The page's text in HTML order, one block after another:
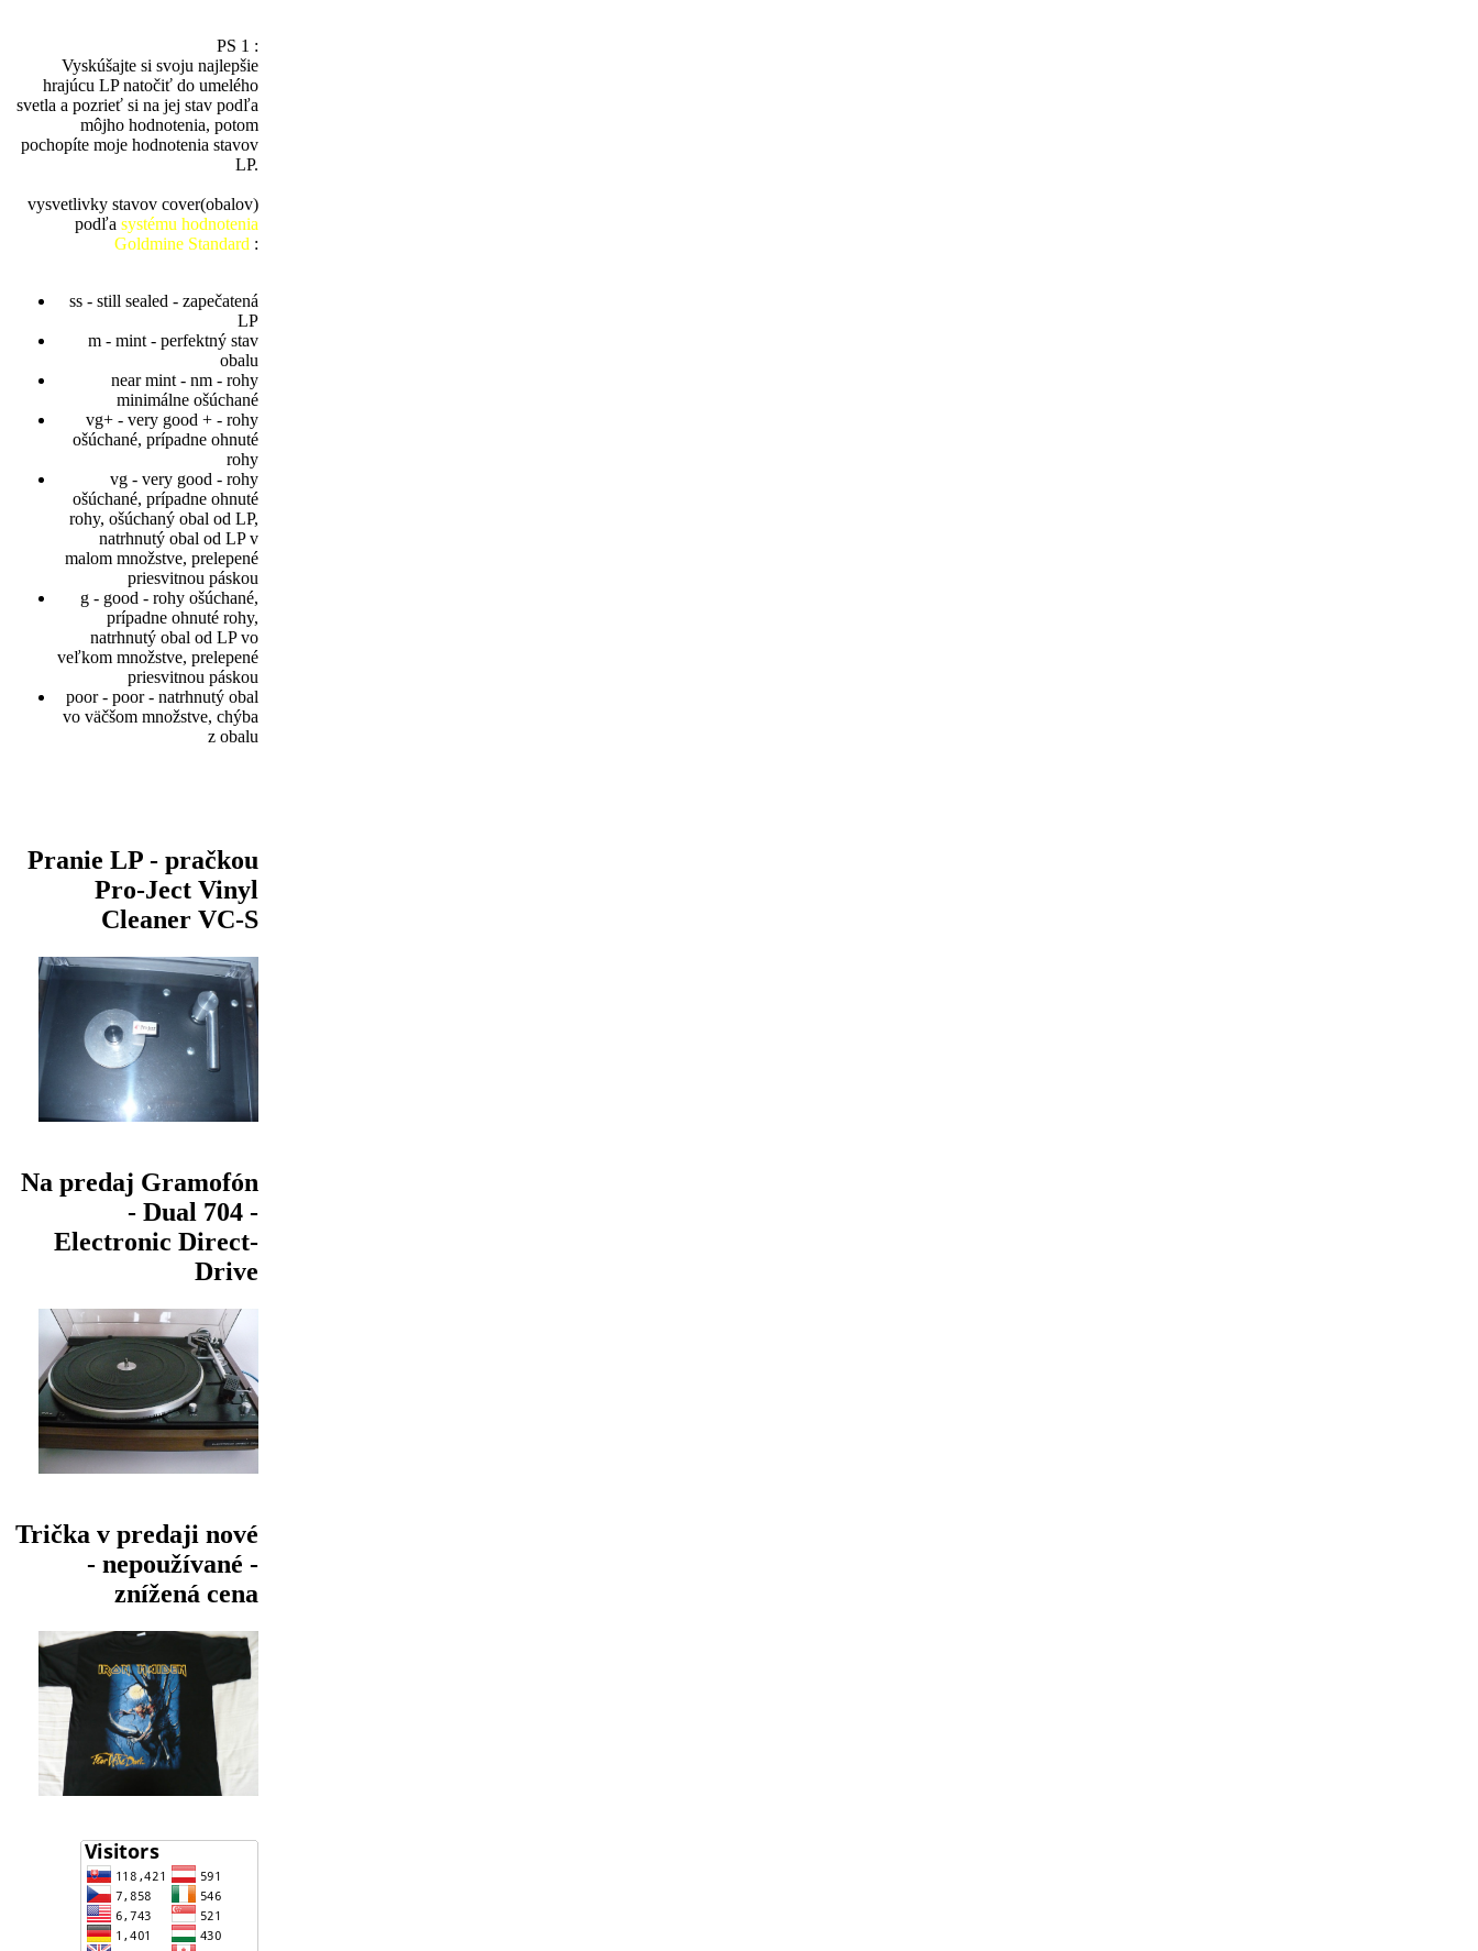
PS 1 :
Vyskúšajte si svoju najlepšie
hrajúcu LP natočiť do umelého
svetla a pozrieť si na jej stav podľa
môjho hodnotenia, potom
pochopíte moje hodnotenia stavov
LP.
vysvetlivky stavov cover(obalov)
podľa systému hodnotenia
Goldmine Standard :
ss - still sealed - zapečatená
LP
m - mint - perfektný stav
obalu
near mint - nm - rohy
minimálne ošúchané
vg+ - very good + - rohy
ošúchané, prípadne ohnuté
rohy
vg - very good - rohy
ošúchané, prípadne ohnuté
rohy, ošúchaný obal od LP,
natrhnutý obal od LP v
malom množstve, prelepené
priesvitnou páskou
g - good - rohy ošúchané,
prípadne ohnuté rohy,
natrhnutý obal od LP vo
veľkom množstve, prelepené
priesvitnou páskou
poor - poor - natrhnutý obal
vo väčšom množstve, chýba
z obalu
Pranie LP - pračkou
Pro-Ject Vinyl
Cleaner VC-S
Na predaj Gramofón
- Dual 704 -
Electronic Direct-
Drive
Trička v predaji nové
- nepoužívané -
znížená cena